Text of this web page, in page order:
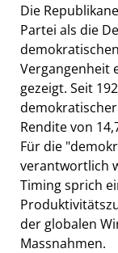
Die
Partei als die
Vergangenheit
gezeigt. Seit
Rendite von
Für die
verantwortlich
Timing sprich
der globalen
Massnahmen.